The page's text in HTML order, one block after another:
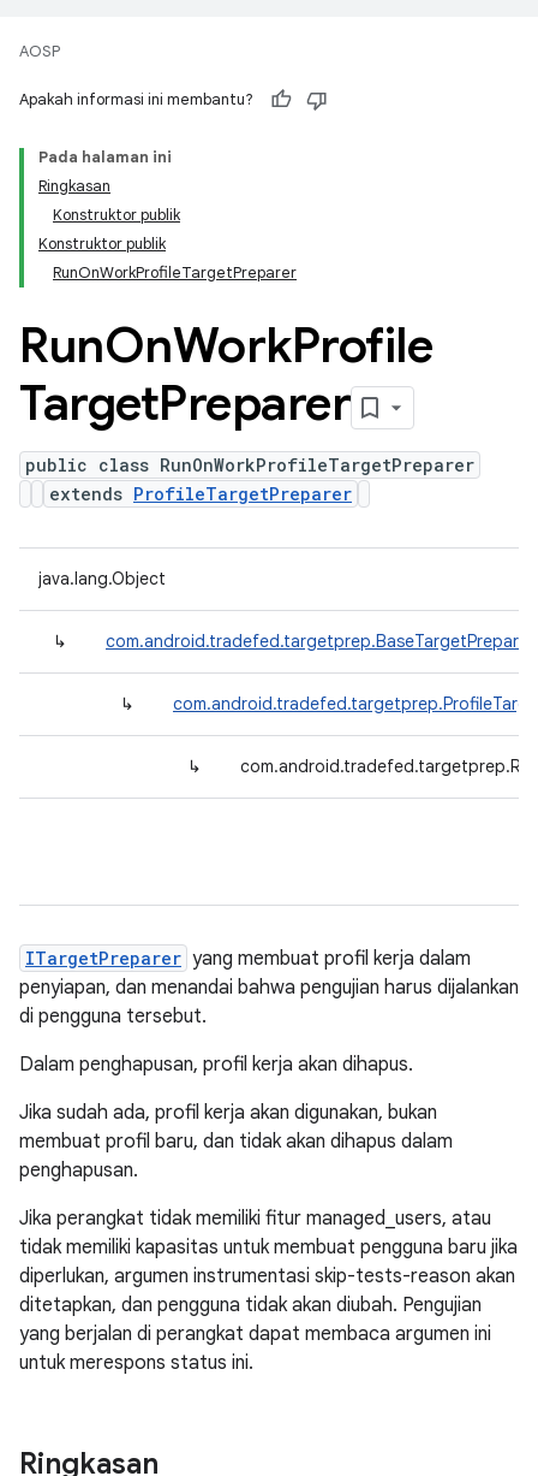
AOSP
Apakah informasi ini membantu?
Pada halaman ini
Ringkasan
Konstruktor publik
Konstruktor publik
RunOnWorkProfileTargetPreparer
RunOnWorkProfile
TargetPreparer
public class RunOnWorkProfileTargetPreparer
extends ProfileTargetPreparer
java.lang.Object
↳ com.android.tradefed.targetprep.BaseTargetPreparer
↳
↳
ITargetPreparer yang membuat profil kerja dalam
penyiapan, dan menandai bahwa pengujian harus dijalankan
di pengguna tersebut.
Dalam penghapusan, profil kerja akan dihapus.
Jika sudah ada, profil kerja akan digunakan, bukan
membuat profil baru, dan tidak akan dihapus dalam
penghapusan.
Jika perangkat tidak memiliki fitur managed_users, atau
tidak memiliki kapasitas untuk membuat pengguna baru jika
diperlukan, argumen instrumentasi skip-tests-reason akan
ditetapkan, dan pengguna tidak akan diubah. Pengujian
yang berjalan di perangkat dapat membaca argumen ini
untuk merespons status ini.
Ringkasan